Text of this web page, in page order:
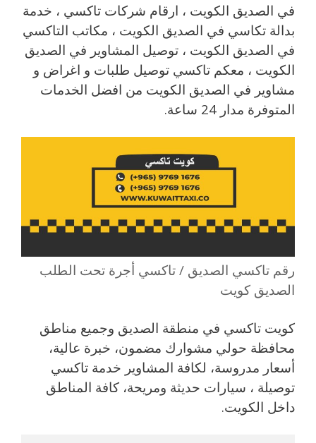
في الصديق الكويت ، ارقام شركات تاكسي ، خدمة
بدالة تكاسي في الصديق الكويت ، مكاتب التاكسي
في الصديق الكويت ، توصيل المشاوير في الصديق
الكويت ، معكم تاكسي توصيل طلبات و اغراض و
مشاوير في الصديق الكويت من افضل الخدمات
المتوفرة مدار 24 ساعة.
رقم تاكسي الصديق / تاكسي أجرة تحت الطلب
الصديق كويت
كويت تاكسي في منطقة الصديق وجميع مناطق
محافظة حولي مشوارك مضمون، خبرة عالية،
أسعار مدروسة، لكافة المشاوير خدمة تاكسي
توصيلة ، سيارات حديثة ومريحة، كافة المناطق
داخل الكويت.